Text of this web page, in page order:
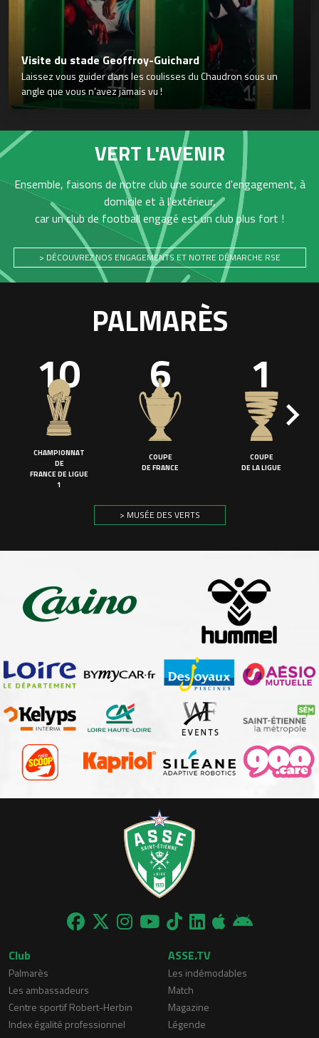
Visite du stade Geoffroy-Guichard
Laissez vous guider dans les coulisses du Chaudron sous un
angle que vous n’avez jamais vu !
VERT L'AVENIR
Ensemble, faisons de notre club une source d'engagement, à
domicile et à l'extérieur,
car un club de football engagé est un club plus fort !
> DÉCOUVREZ NOS ENGAGEMENTS ET NOTRE DÉMARCHE RSE
PALMARÈS
10
CHAMPIONNAT
DE
FRANCE DE LIGUE
1
6
COUPE
DE FRANCE
1
COUPE
DE LA LIGUE
> MUSÉE DES VERTS
Club
Palmarès
Les ambassadeurs
Centre sportif Robert-Herbin
Index égalité professionnel
ASSE.TV
Les indémodables
Match
Magazine
Légende